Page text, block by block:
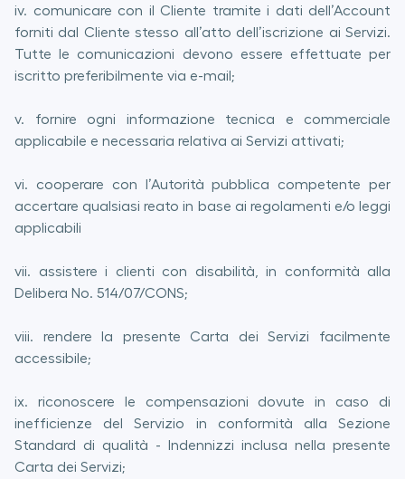
iv. comunicare con il Cliente tramite i dati dell’Account
forniti dal Cliente stesso all’atto dell’iscrizione ai Servizi.
Tutte le comunicazioni devono essere effettuate per
iscritto preferibilmente via e-mail;
v. fornire ogni informazione tecnica e commerciale
applicabile e necessaria relativa ai Servizi attivati;
vi. cooperare con l’Autorità pubblica competente per
accertare qualsiasi reato in base ai regolamenti e/o leggi
applicabili
vii. assistere i clienti con disabilità, in conformità alla
Delibera No. 514/07/CONS;
viii. rendere la presente Carta dei Servizi facilmente
accessibile;
ix. riconoscere le compensazioni dovute in caso di
inefficienze del Servizio in conformità alla Sezione
Standard di qualità - Indennizzi inclusa nella presente
Carta dei Servizi;